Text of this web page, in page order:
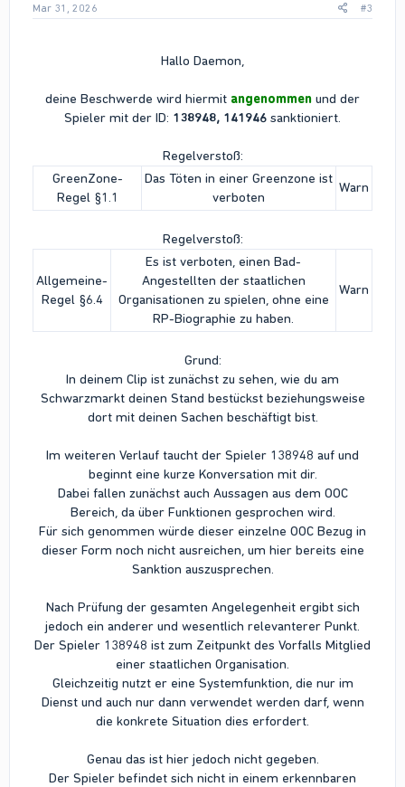
Mar 31, 2026 #3
Hallo Daemon,
deine Beschwerde wird hiermit angenommen und der
Spieler mit der ID: 138948, 141946 sanktioniert.
Regelverstoß:
GreenZone-
Regel §1.1
Das Töten in einer Greenzone ist
verboten
Warn
Regelverstoß:
Allgemeine-
Regel §6.4
Es ist verboten, einen Bad-
Angestellten der staatlichen
Organisationen zu spielen, ohne eine
RP-Biographie zu haben.
Warn
Grund:
In deinem Clip ist zunächst zu sehen, wie du am
Schwarzmarkt deinen Stand bestückst beziehungsweise
dort mit deinen Sachen beschäftigt bist.
Im weiteren Verlauf taucht der Spieler 138948 auf und
beginnt eine kurze Konversation mit dir.
Dabei fallen zunächst auch Aussagen aus dem OOC
Bereich, da über Funktionen gesprochen wird.
Für sich genommen würde dieser einzelne OOC Bezug in
dieser Form noch nicht ausreichen, um hier bereits eine
Sanktion auszusprechen.
Nach Prüfung der gesamten Angelegenheit ergibt sich
jedoch ein anderer und wesentlich relevanterer Punkt.
Der Spieler 138948 ist zum Zeitpunkt des Vorfalls Mitglied
einer staatlichen Organisation.
Gleichzeitig nutzt er eine Systemfunktion, die nur im
Dienst und auch nur dann verwendet werden darf, wenn
die konkrete Situation dies erfordert.
Genau das ist hier jedoch nicht gegeben.
Der Spieler befindet sich nicht in einem erkennbaren